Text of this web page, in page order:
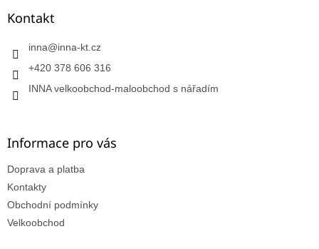
Kontakt
inna@inna-kt.cz
+420 378 606 316
INNA velkoobchod-maloobchod s nářadím
Informace pro vás
Doprava a platba
Kontakty
Obchodní podmínky
Velkoobchod